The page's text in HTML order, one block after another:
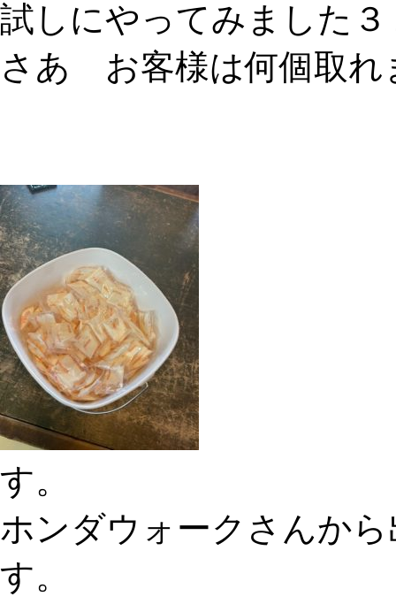
試しにやってみました
さあ お客様は何個取れ
す。
ホンダウォークさんか
す。